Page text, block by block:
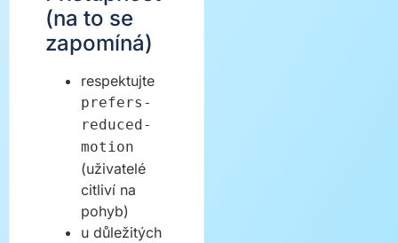
(na to se
zapomíná)
respektujte
prefers-
reduced-
motion
(uživatelé
citliví na
pohyb)
u důležitých